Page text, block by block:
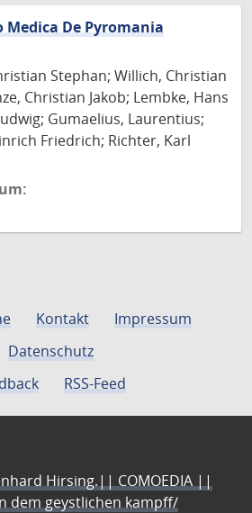
Medica De Pyromania
Stephan; Willich, Christian
Christian Jakob; Lembke, Hans
Gumaelius, Laurentius;
Friedrich; Richter, Karl
Kontakt
Impressum
Datenschutz
RSS-Feed
Hirsing.|| COMOEDIA ||
dem geystlichen kampff/